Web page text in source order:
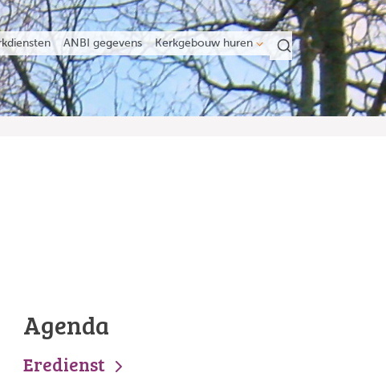
ANBI gegevens Kerkgebouw huren
Agenda
Eredienst